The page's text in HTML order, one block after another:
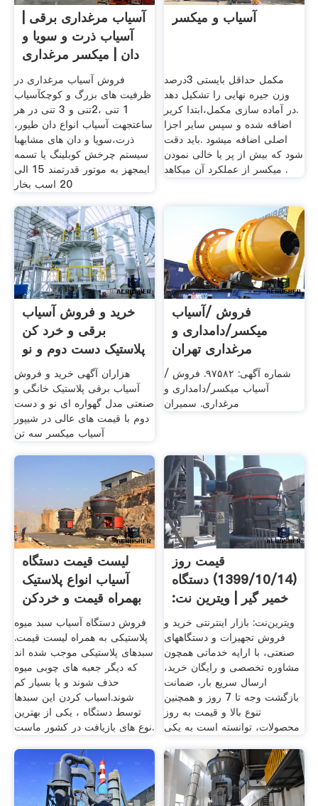
آسیاب مرغداری برقی |
آسیاب ذرت و سویا و
دان | میکسر مرغداری
فروش آسیاب مرغداری در
ظرفیت های بزرگ و کوچکآسیاب
1 تنی ،2تنی و 3 تنی در هر
ساعتجهت آسیاب انواع دان طیور،
ذرت،سویا و دان های مشابهبا
سیستم چرخش کوبلینگ یا تسمه
ایمجهز به موتور قدرتمند 15 الی
20 اسب بخار
آسیاب و میکسر
مکمل حداقل بایستی 3درصد
وزن جیره نهایی را تشکیل دهد
.در آماده سازی مکمل،ابتدا کریر
اضافه شده و سپس سایر اجزا
اصلی اضافه میشود .باید دقت
شود که بیش از پر یا خالی نمودن
میکسر از عملکرد آن میکاهد .
خرید و فروش آسیاب
برقی و خرد کن
پلاستیک دست دوم و نو
در شیپور
هزاران آگهی خرید و فروش
آسیاب برقی پلاستیک خانگی و
صنعتی مدل گهواره ای نو و دست
دوم با قیمت های عالی در شیپور
آسیاب میکسر سه تن
فروش /آسیاب
میکسر/دامداری و
مرغداری تهران
شماره آگهی: ۹۷۵۸۲. فروش /
آسیاب میکسر/دامداری و
مرغداری. سمیران
لیست قیمت دستگاه
آسیاب انواع پلاستیک
بهمراه قیمت و خردکن
فروش دستگاه آسیاب سبد میوه
پلاستیکی به همراه لیست قیمت.
سبدهای پلاستیکی موجب شده اند
که دیگر جعبه های چوبی میوه
حذف شوند و یا بسیار کم
شوند.اسیاب کردن این سبدها
توسط دستگاه ، یکی از بهترین
نوع های بازیافت در کشور ماست.
قیمت روز
(1399/10/14) دستگاه
خمیر گیر | ویترین نت:
بازار
ویترین‌نت: بازار اینترنتی خرید و
فروش تجهیزات و دستگاههای
صنعتی، با ارایه خدماتی همچون
مشاوره تخصصی و رایگان خرید،
ارسال سریع بار، ضمانت
بازگشت وجه تا 7 روز و همچنین
تنوع بالا و قیمت به روز
محصولات، توانسته است به یکی